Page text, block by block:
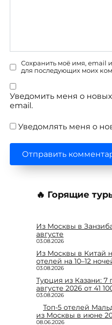
Сохранить моё имя, email
для последующих моих
Уведомить меня о
email.
Уведомлять меня о
🔥 Горящие
Из Москвы в
августе
03.08.2026
Из Москвы в Китай
отелей на 10–12
03.08.2026
Турция из Казани: 7
августе 2026 от 41
03.08.2026
Топ-5 отелей
из Москвы в июне
08.06.2026